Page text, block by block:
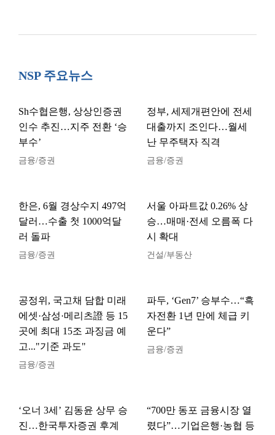
NSP 주요뉴스
Sh수협은행, 상상인증권
인수 추진…지주 전환 ‘승
부수’
금융/증권
정부, 세제개편안에 전세
대출까지 조인다…월세
난 무주택자 직격
금융/증권
한은, 6월 경상수지 497억
달러…수출 첫 1000억달
러 돌파
금융/증권
서울 아파트값 0.26% 상
승…매매·전세 오름폭 다
시 확대
건설/부동산
공정위, 국고채 담합 미래
에셋·삼성·메리츠證 등 15
곳에 최대 15조 과징금 예
고..."기준 과도"
금융/증권
파두, ‘Gen7’ 승부수…“흑
자전환 1년 만에 체급 키
운다”
금융/증권
‘오너 3세’ 김동윤 상무 승
진…한국투자증권 후계
“700만 동포 금융시장 열
렸다”…기업은행·농협 등